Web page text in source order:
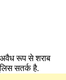
अवैध रूप से शराब
सतर्क है.